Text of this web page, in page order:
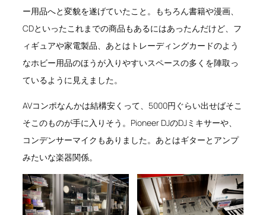
ー用品へと変貌を遂げていたこと。もちろん書籍や漫画、
CDといったこれまでの商品もあるにはあったんだけど、フ
ィギュアや家電製品、あとはトレーディングカードのよう
なホビー用品のほうが入りやすいスペースの多くを陣取っ
ているように見えました。
AVコンポなんかは結構安くって、5000円ぐらい出せばそこ
そこのものが手に入りそう。Pioneer DJのDJミキサーや、
コンデンサーマイクもありました。あとはギターとアンプ
みたいな楽器関係。